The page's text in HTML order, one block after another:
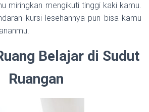
miringkan mengikuti tinggi kaki kamu.
kursi lesehannya pun bisa kamu
Belajar di Sudut
Ruangan